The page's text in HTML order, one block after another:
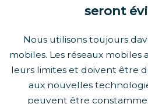
seront
Nous utilisons toujours
mobiles. Les réseaux
leurs limites et doivent être
aux nouvelles
peuvent être